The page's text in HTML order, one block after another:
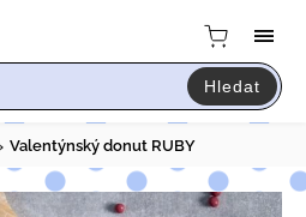
Hledat
Valentýnský donut RUBY